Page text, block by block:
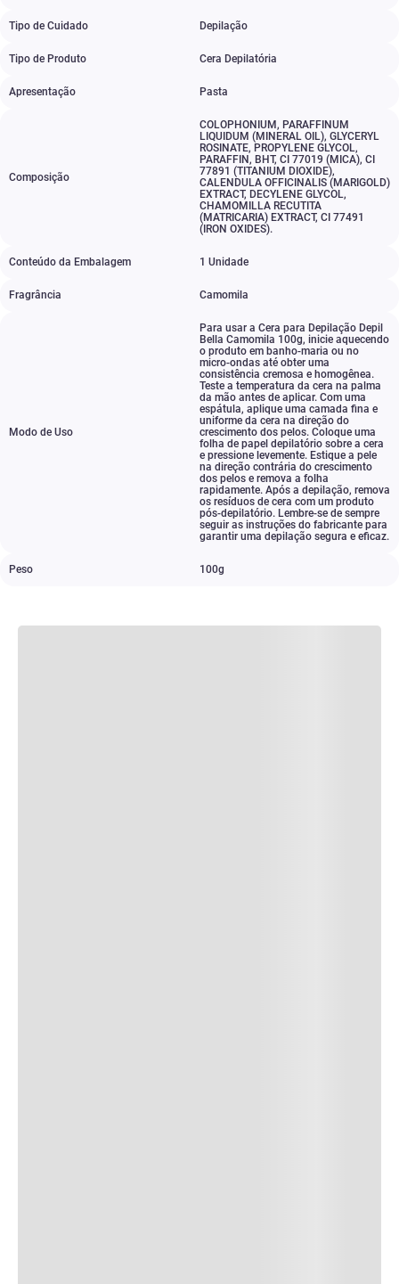
Tipo de Cuidado Depilação
Tipo de Produto Cera Depilatória
Apresentação Pasta
Composição
COLOPHONIUM, PARAFFINUM
LIQUIDUM (MINERAL OIL), GLYCERYL
ROSINATE, PROPYLENE GLYCOL,
PARAFFIN, BHT, CI 77019 (MICA), CI
77891 (TITANIUM DIOXIDE),
CALENDULA OFFICINALIS (MARIGOLD)
EXTRACT, DECYLENE GLYCOL,
CHAMOMILLA RECUTITA
(MATRICARIA) EXTRACT, CI 77491
(IRON OXIDES).
Conteúdo da Embalagem 1 Unidade
Fragrância Camomila
Modo de Uso
Para usar a Cera para Depilação Depil
Bella Camomila 100g, inicie aquecendo
o produto em banho-maria ou no
micro-ondas até obter uma
consistência cremosa e homogênea.
Teste a temperatura da cera na palma
da mão antes de aplicar. Com uma
espátula, aplique uma camada fina e
uniforme da cera na direção do
crescimento dos pelos. Coloque uma
folha de papel depilatório sobre a cera
e pressione levemente. Estique a pele
na direção contrária do crescimento
dos pelos e remova a folha
rapidamente. Após a depilação, remova
os resíduos de cera com um produto
pós-depilatório. Lembre-se de sempre
seguir as instruções do fabricante para
garantir uma depilação segura e eficaz.
Peso 100g